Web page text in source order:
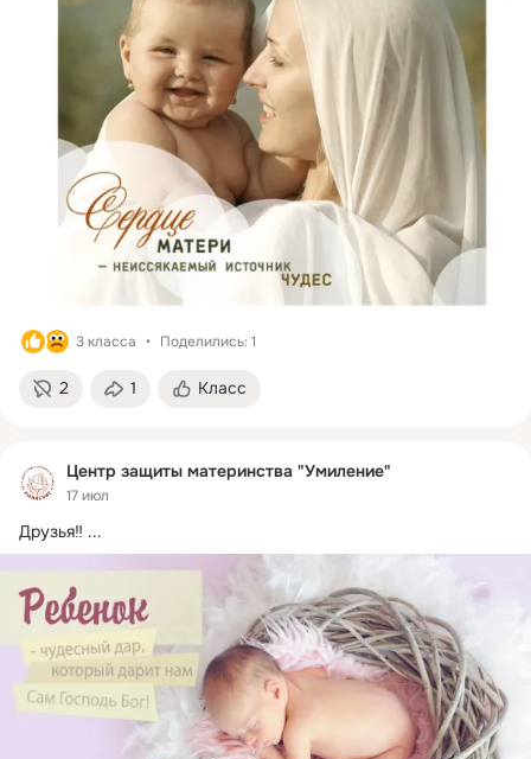
3 класса Поделились: 1
2 1 Класс
Центр защиты материнства "Умиление"
17 июл
Друзья‼ ...